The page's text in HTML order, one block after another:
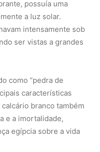
possuía uma
a luz solar.
intensamente sob
ser vistas a grandes
como “pedra de
características
branco também
e a imortalidade,
egípcia sobre a vida